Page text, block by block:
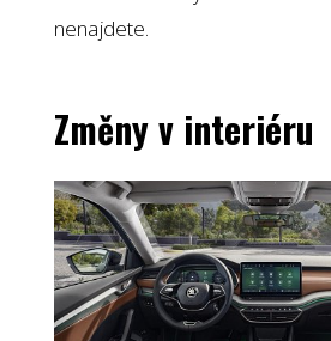
nenajdete.
Změny v interiéru